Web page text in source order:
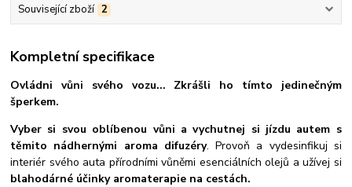
Související zboží 2
Kompletní specifikace
Ovládni vůni svého vozu... Zkrášli ho tímto jedinečným
šperkem.
Vyber si svou oblíbenou vůni a vychutnej si jízdu autem s
těmito nádhernými aroma difuzéry. Provoň a vydesinfikuj si
interiér svého auta přírodními vůněmi esenciálních olejů a užívej si
blahodárné účinky aromaterapie na cestách.